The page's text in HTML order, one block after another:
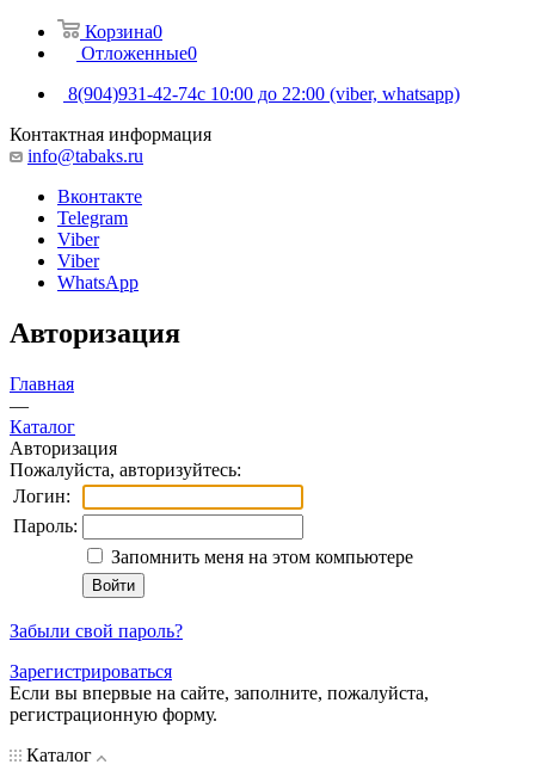
Корзина0
Отложенные0
8(904)931-42-74с 10:00 до 22:00 (viber, whatsapp)
Контактная информация
info@tabaks.ru
Вконтакте
Telegram
Viber
Viber
WhatsApp
Авторизация
Главная
—
Каталог
Авторизация
Пожалуйста, авторизуйтесь:
Логин:
Пароль:
Запомнить меня на этом компьютере
Забыли свой пароль?
Зарегистрироваться
Если вы впервые на сайте, заполните, пожалуйста,
регистрационную форму.
Каталог